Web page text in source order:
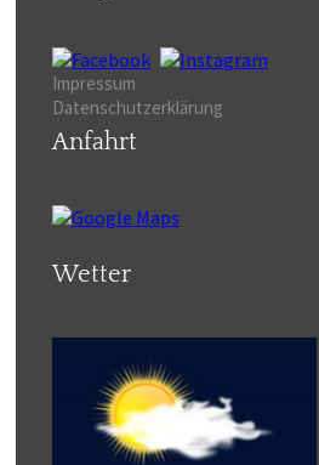
Impressum
Datenschutzerklärung
Anfahrt
Wetter